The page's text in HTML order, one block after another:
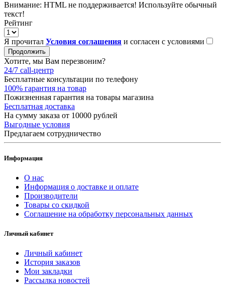
Внимание: HTML не поддерживается! Используйте обычный
текст!
Рейтинг
Я прочитал Условия соглашения и согласен с условиями
Продолжить
Хотите, мы Вам перезвоним?
24/7 call-центр
Бесплатные консультации по телефону
100% гарантия на товар
Пожизненная гарантия на товары магазина
Бесплатная доставка
На сумму заказа от 10000 рублей
Выгодные условия
Предлагаем сотрудничество
Информация
О нас
Информация о доставке и оплате
Производители
Товары со скидкой
Соглашение на обработку персональных данных
Личный кабинет
Личный кабинет
История заказов
Мои закладки
Рассылка новостей